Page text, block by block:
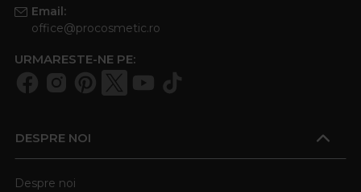
Email:
office@procosmetic.ro
URMARESTE-NE PE:
DESPRE NOI
Despre noi